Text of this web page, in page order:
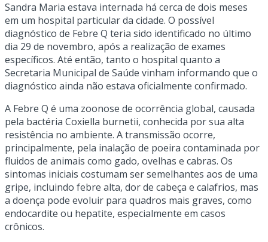
Sandra Maria estava internada há cerca de dois meses
em um hospital particular da cidade. O possível
diagnóstico de Febre Q teria sido identificado no último
dia 29 de novembro, após a realização de exames
específicos. Até então, tanto o hospital quanto a
Secretaria Municipal de Saúde vinham informando que o
diagnóstico ainda não estava oficialmente confirmado.
A Febre Q é uma zoonose de ocorrência global, causada
pela bactéria Coxiella burnetii, conhecida por sua alta
resistência no ambiente. A transmissão ocorre,
principalmente, pela inalação de poeira contaminada por
fluidos de animais como gado, ovelhas e cabras. Os
sintomas iniciais costumam ser semelhantes aos de uma
gripe, incluindo febre alta, dor de cabeça e calafrios, mas
a doença pode evoluir para quadros mais graves, como
endocardite ou hepatite, especialmente em casos
crônicos.